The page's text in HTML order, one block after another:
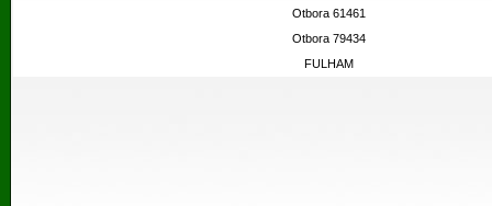
Otbora 61461
Otbora 79434
FULHAM